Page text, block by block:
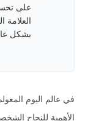
على
العلامة
بشكل
في عالم اليوم